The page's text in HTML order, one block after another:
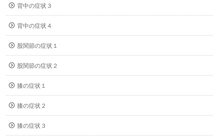
背中の症状３
背中の症状４
股関節の症状１
股関節の症状２
膝の症状１
膝の症状２
膝の症状３